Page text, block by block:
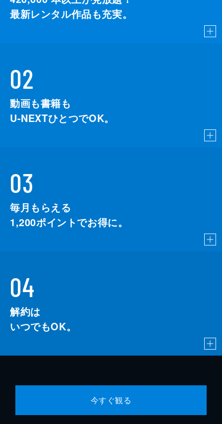
最新レンタル作品も充実。
02
動画も書籍も
U-NEXTひとつでOK。
03
毎月もらえる
1,200ポイントでお得に。
04
解約は
いつでもOK。
今すぐ観る